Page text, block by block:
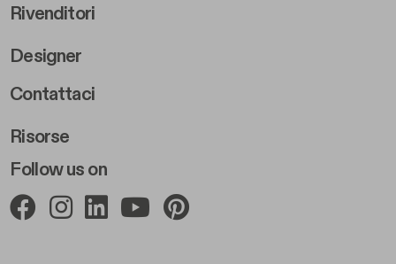
Follow us on
Rivenditori
Designer
Footer Right 2
Contattaci
Risorse